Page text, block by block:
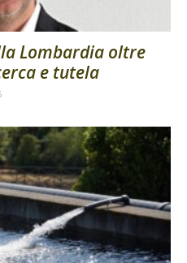
Lombardia oltre
e tutela